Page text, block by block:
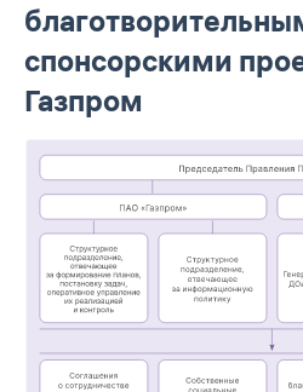
спонсорскими
Газпром